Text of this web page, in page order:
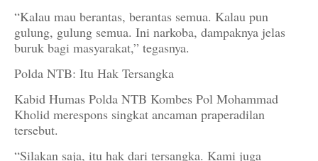
“Kalau mau berantas, berantas semua. Kalau pun
gulung, gulung semua. Ini narkoba, dampaknya jelas
buruk bagi masyarakat,” tegasnya.
Polda NTB: Itu Hak Tersangka
Kabid Humas Polda NTB Kombes Pol Mohammad
Kholid merespons singkat ancaman praperadilan
tersebut.
“Silakan saja, itu hak dari tersangka. Kami juga